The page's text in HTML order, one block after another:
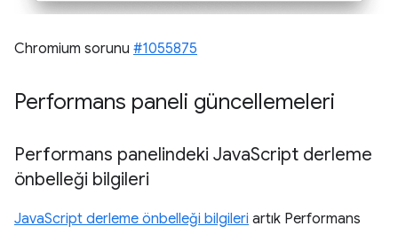
Chromium sorunu #1055875
Performans paneli güncellemeleri
Performans panelindeki JavaScript derleme
önbelleği bilgileri
JavaScript derleme önbelleği bilgileri artık Performans